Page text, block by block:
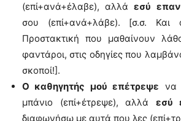
(επί+ανά+έλαβε), αλλάεσύ
σου (επί+ανά+λάβε). [σ.σ.
Προστακτική που μαθαίνουν
φαντάροι, στις οδηγίες που
σκοποί!].
Ο καθηγητής μού επέτρεψε να
μπάνιο (επί+έτρεψε), αλλά εσύ
διαφωνήσω με αυτά που λες